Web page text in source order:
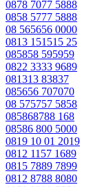
0878 7077 5888
0858 5777 5888
08 565656 0000
0813 151515 25
085858 595959
0822 3333 9689
081313 83837
085656 707070
08 575757 5858
085868788 168
08586 800 5000
0819 10 01 2019
0812 1157 1689
0815 7889 7899
0812 8788 8080